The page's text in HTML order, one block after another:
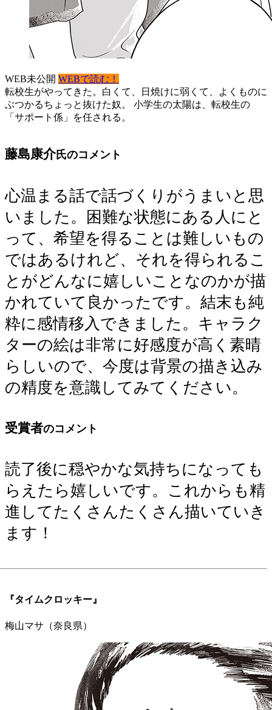
WEB未公開 WEBで読む！
転校生がやってきた。白くて、日焼けに弱くて、よくものに
ぶつかるちょっと抜けた奴。 小学生の太陽は、転校生の
「サポート係」を任される。
藤島康介氏のコメント
心温まる話で話づくりがうまいと思
いました。困難な状態にある人にと
って、希望を得ることは難しいもの
ではあるけれど、それを得られるこ
とがどんなに嬉しいことなのかが描
かれていて良かったです。結末も純
粋に感情移入できました。キャラク
ターの絵は非常に好感度が高く素晴
らしいので、今度は背景の描き込み
の精度を意識してみてください。
受賞者のコメント
読了後に穏やかな気持ちになっても
らえたら嬉しいです。これからも精
進してたくさんたくさん描いていき
ます！
『タイムクロッキー』
梅山マサ（奈良県）